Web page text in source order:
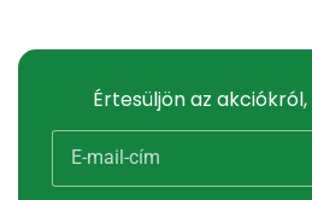
Értesüljön az
E-mail-cím